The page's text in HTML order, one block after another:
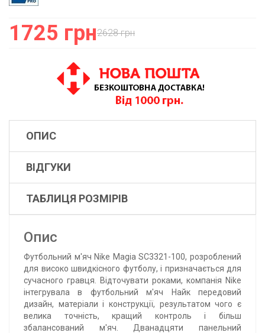
1725 грн2628 грн
ОПИС
ВІДГУКИ
ТАБЛИЦЯ РОЗМІРІВ
Опис
Футбольний м'яч Nike Magia SC3321-100, розроблений
для високо швидкісного футболу, і призначається для
сучасного гравця. Відточувати роками, компанія Nike
інтегрувала в футбольний м'яч Найк передовий
дизайн, матеріали і конструкції, результатом чого є
велика точність, кращий контроль і більш
збалансований м'яч. Дванадцяти панельний